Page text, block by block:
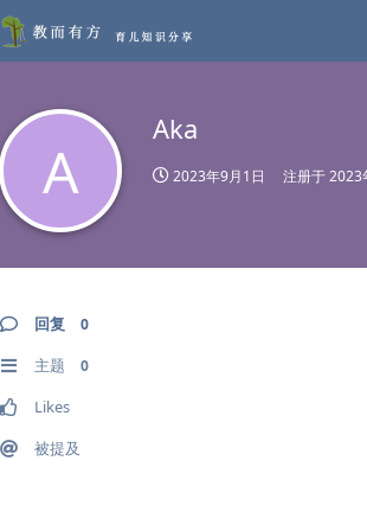
A
Aka
2023年9月1日 注册于2023
回复 0
主题 0
Likes
被提及